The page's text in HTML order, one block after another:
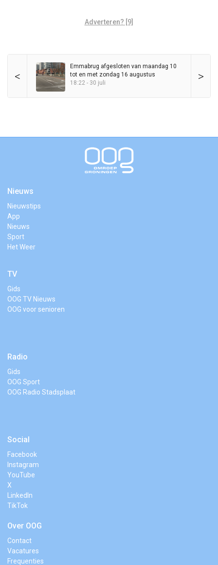
Adverteren? [9]
< >
Emmabrug afgesloten van maandag 10
tot en met zondag 16 augustus
18:22 - 30 juli
Nieuws
Nieuwstips
App
Nieuws
Sport
Het Weer
TV
Gids
OOG TV Nieuws
OOG voor senioren
Radio
Gids
OOG Sport
OOG Radio Stadsplaat
Social
Facebook
Instagram
YouTube
X
LinkedIn
TikTok
Over OOG
Contact
Vacatures
Frequenties